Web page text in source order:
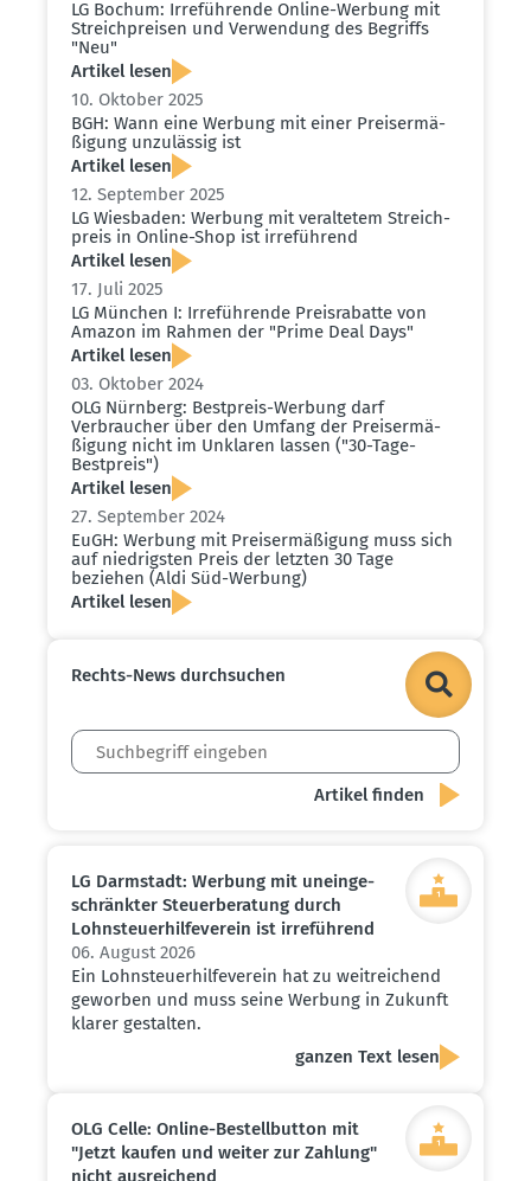
LG Bochum: Irrefüh­rende Online-Werbung mit
Streich­preisen und Verwendung des Begriffs
"Neu"
Artikel lesen
10. Oktober 2025
BGH: Wann eine Werbung mit einer Preis­er­mä­
ßigung unzulässig ist
Artikel lesen
12. September 2025
LG Wiesbaden: Werbung mit veral­tetem Streich­
preis in Online-Shop ist irreführend
Artikel lesen
17. Juli 2025
LG München I: Irrefüh­rende Preis­ra­batte von
Amazon im Rahmen der "Prime Deal Days"
Artikel lesen
03. Oktober 2024
OLG Nürnberg: Bestpreis-Werbung darf
Verbraucher über den Umfang der Preis­er­mä­
ßigung nicht im Unklaren lassen ("30-Tage-
Bestpreis")
Artikel lesen
27. September 2024
EuGH: Werbung mit Preis­er­mä­ßigung muss sich
auf niedrigsten Preis der letzten 30 Tage
beziehen (Aldi Süd-Werbung)
Artikel lesen
Rechts-News durch­suchen
LG Darmstadt: Werbung mit unein­ge­
schränkter Steuer­be­ratung durch
Lohnsteu­er­hil­fe­verein ist irreführend
06. August 2026
Ein Lohnsteuerhilfeverein hat zu weitreichend
geworben und muss seine Werbung in Zukunft
klarer gestalten.
ganzen Text lesen
OLG Celle: Online-Bestell­button mit
"Jetzt kaufen und weiter zur Zahlung"
nicht ausrei­chend